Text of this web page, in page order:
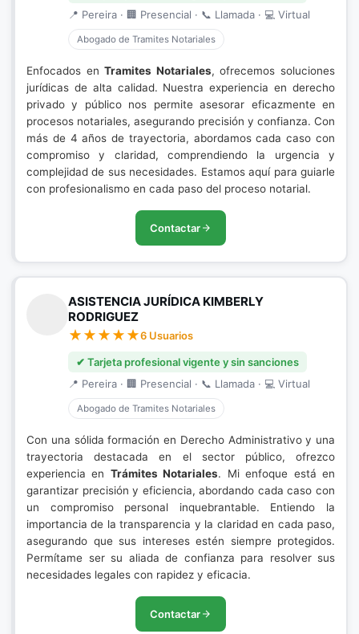
📍 Pereira · 🏢 Presencial · 📞 Llamada · 💻 Virtual
Abogado de Tramites Notariales
Enfocados enTramites Notariales, ofrecemos soluciones
jurídicas de alta calidad. Nuestra experiencia en derecho
privado y público nos permite asesorar eficazmente en
procesos notariales, asegurando precisión y confianza. Con
más de 4 años de trayectoria, abordamos cada caso con
compromiso y claridad, comprendiendo la urgencia y
complejidad de sus necesidades. Estamos aquí para guiarle
con profesionalismo en cada paso del proceso notarial.
Contactar
ASISTENCIA JURÍDICA KIMBERLY
RODRIGUEZ
6 Usuarios
✔ Tarjeta profesional vigente y sin sanciones
📍 Pereira · 🏢 Presencial · 📞 Llamada · 💻 Virtual
Abogado de Tramites Notariales
Con una sólida formación en Derecho Administrativo y una
trayectoria destacada en el sector público, ofrezco
experiencia en Trámites Notariales. Mi enfoque está en
garantizar precisión y eficiencia, abordando cada caso con
un compromiso personal inquebrantable. Entiendo la
importancia de la transparencia y la claridad en cada paso,
asegurando que sus intereses estén siempre protegidos.
Permítame ser su aliada de confianza para resolver sus
necesidades legales con rapidez y eficacia.
Contactar